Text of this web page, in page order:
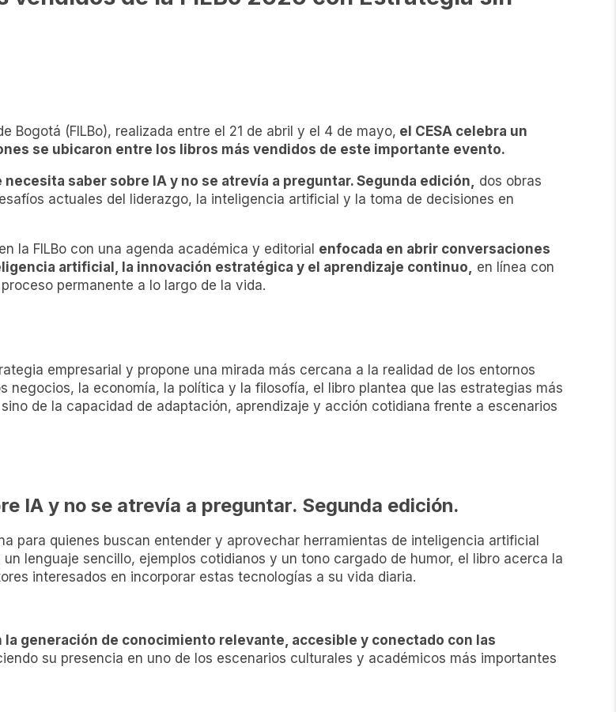
Bogotá (FILBo), realizada entre el 21 de abril y el 4 de mayo, el CESA celebra un
se ubicaron entre los libros más vendidos de este importante evento.
saber sobre IA y no se atrevía a preguntar. Segunda edición, dos obras
actuales del liderazgo, la inteligencia artificial y la toma de decisiones en
la FILBo con una agenda académica y editorial enfocada en abrir conversaciones
artificial, la innovación estratégica y el aprendizaje continuo, en línea con
permanente a lo largo de la vida.
empresarial y propone una mirada más cercana a la realidad de los entornos
negocios, la economía, la política y la filosofía, el libro plantea que las estrategias más
de la capacidad de adaptación, aprendizaje y acción cotidiana frente a escenarios
IA y no se atrevía a preguntar. Segunda edición.
para quienes buscan entender y aprovechar herramientas de inteligencia artificial
lenguaje sencillo, ejemplos cotidianos y un tono cargado de humor, el libro acerca la
interesados en incorporar estas tecnologías a su vida diaria.
generación de conocimiento relevante, accesible y conectado con las
su presencia en uno de los escenarios culturales y académicos más importantes